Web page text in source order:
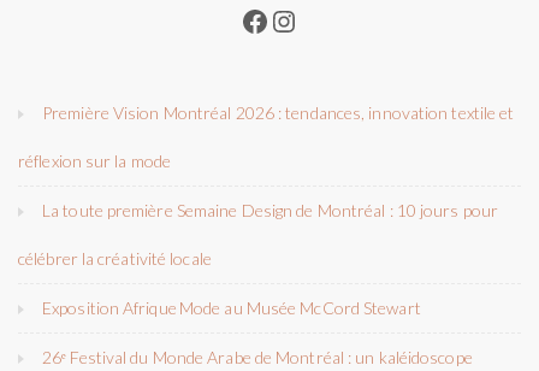
Facebook
Instagram
Première Vision Montréal 2026 : tendances, innovation textile et
réflexion sur la mode
La toute première Semaine Design de Montréal : 10 jours pour
célébrer la créativité locale
Exposition Afrique Mode au Musée McCord Stewart
26ᵉ Festival du Monde Arabe de Montréal : un kaléidoscope